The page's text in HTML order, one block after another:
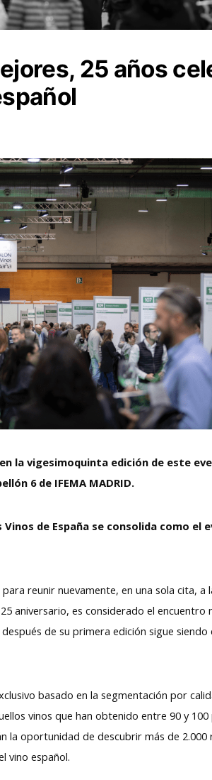
25 años
la vigesimoquinta edición de este
6 de IFEMA MADRID.
Vinos de España se consolida como
reunir nuevamente, en una sola cita,
aniversario, es considerado el
de su primera edición sigue
basado en la segmentación por
vinos que han obtenido entre 90 y
la oportunidad de descubrir más de
vino español.